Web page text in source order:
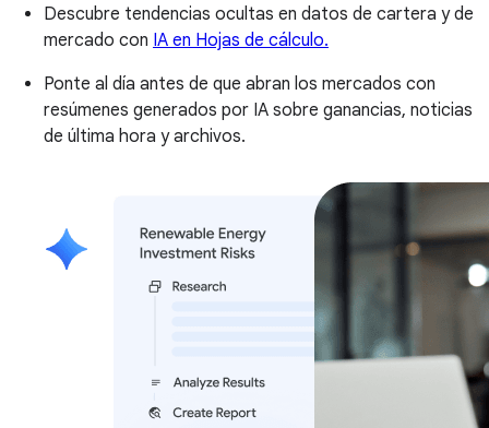
Descubre tendencias ocultas en datos de cartera y de
mercado con IA en Hojas de cálculo.
Ponte al día antes de que abran los mercados con
resúmenes generados por IA sobre ganancias, noticias
de última hora y archivos.